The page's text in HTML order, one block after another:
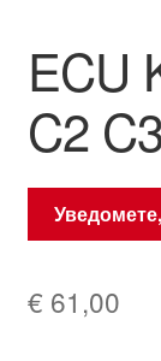
ECU
C2
€ 61,00